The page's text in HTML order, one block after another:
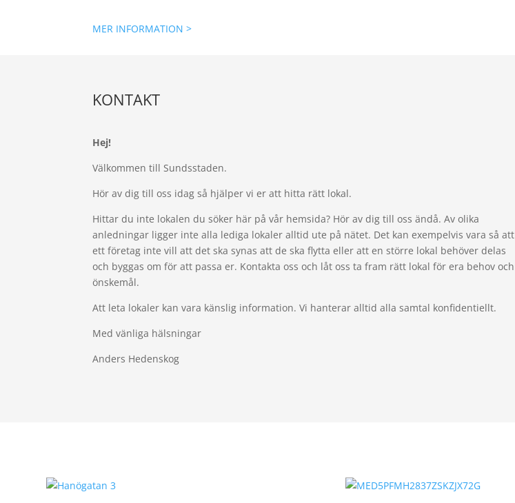
MER INFORMATION >
KONTAKT
Hej!
Välkommen till Sundsstaden.
Hör av dig till oss idag så hjälper vi er att hitta rätt lokal.
Hittar du inte lokalen du söker här på vår hemsida? Hör av dig till oss ändå. Av olika
anledningar ligger inte alla lediga lokaler alltid ute på nätet. Det kan exempelvis vara så att
ett företag inte vill att det ska synas att de ska flytta eller att en större lokal behöver delas
och byggas om för att passa er. Kontakta oss och låt oss ta fram rätt lokal för era behov och
önskemål.
Att leta lokaler kan vara känslig information. Vi hanterar alltid alla samtal konfidentiellt.
Med vänliga hälsningar
Anders Hedenskog